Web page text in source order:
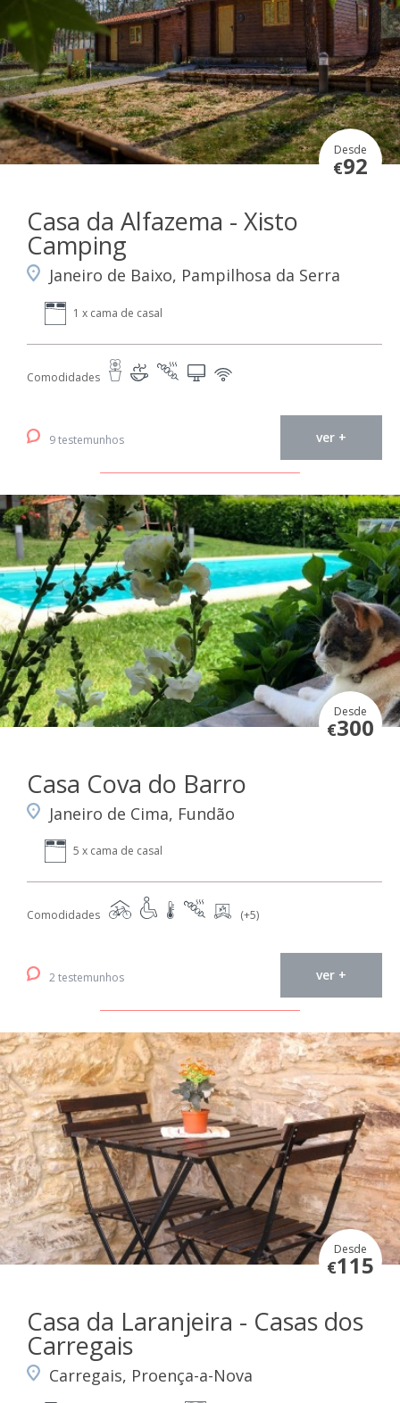
Desde
€92
Casa da Alfazema - Xisto
Camping
Janeiro de Baixo, Pampilhosa da Serra
1 x cama de casal
Comodidades
9 testemunhos ver +
Desde
€300
Casa Cova do Barro
Janeiro de Cima, Fundão
5 x cama de casal
Comodidades (+5)
2 testemunhos ver +
Desde
€115
Casa da Laranjeira - Casas dos
Carregais
Carregais, Proença-a-Nova